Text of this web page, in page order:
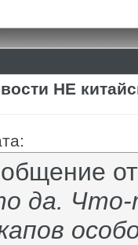
НЕ
да. Что-